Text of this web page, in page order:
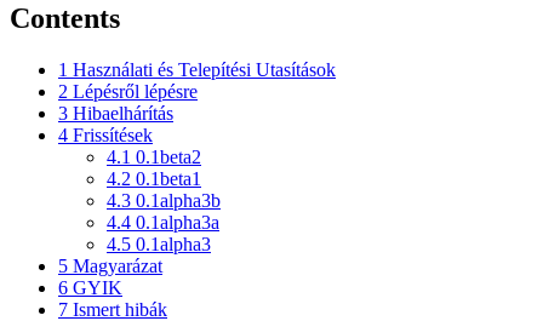
Contents
1 Használati és Telepítési Utasítások
2 Lépésről lépésre
3 Hibaelhárítás
4 Frissítések
4.1 0.1beta2
4.2 0.1beta1
4.3 0.1alpha3b
4.4 0.1alpha3a
4.5 0.1alpha3
5 Magyarázat
6 GYIK
7 Ismert hibák